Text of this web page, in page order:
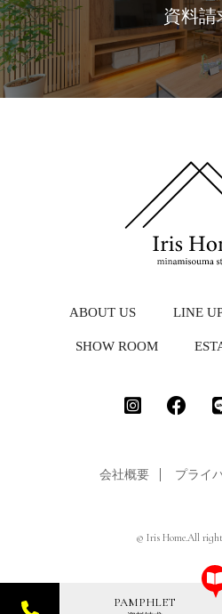
資料請
ABOUT US LINE
SHOW ROOM
会社概要 プライ
© Iris Home.All
PAMPHLET